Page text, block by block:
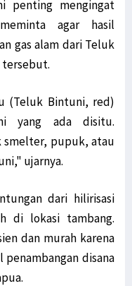
penting mengingat
agar hasil
gas alam dari Teluk
tersebut.
(Teluk Bintuni, red)
yang ada disitu.
smelter, pupuk, atau
ujarnya.
dari hilirisasi
di lokasi tambang.
dan murah karena
disana